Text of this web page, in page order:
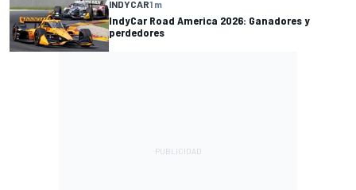
INDYCAR1 m
IndyCar Road America 2026: Ganadores y
perdedores